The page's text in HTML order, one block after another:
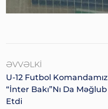
ƏVVƏLKI
U-12 Futbol Komandamız
“İnter Bakı”nı Da Məğlub
Etdi